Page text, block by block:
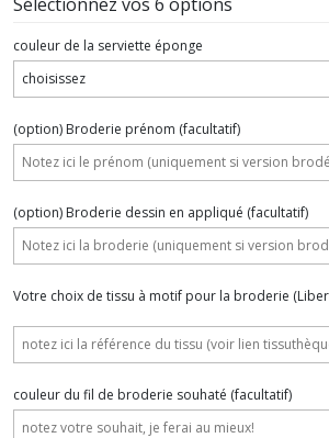
couleur de la serviette éponge
(option) Broderie prénom (facultatif)
(option) Broderie dessin en appliqué (facultatif)
Votre choix de tissu à motif pour la broderie
couleur du fil de broderie souhaté (facultatif)